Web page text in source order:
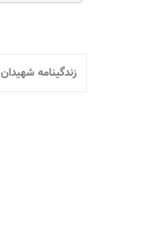
زندگینامه شهیدان